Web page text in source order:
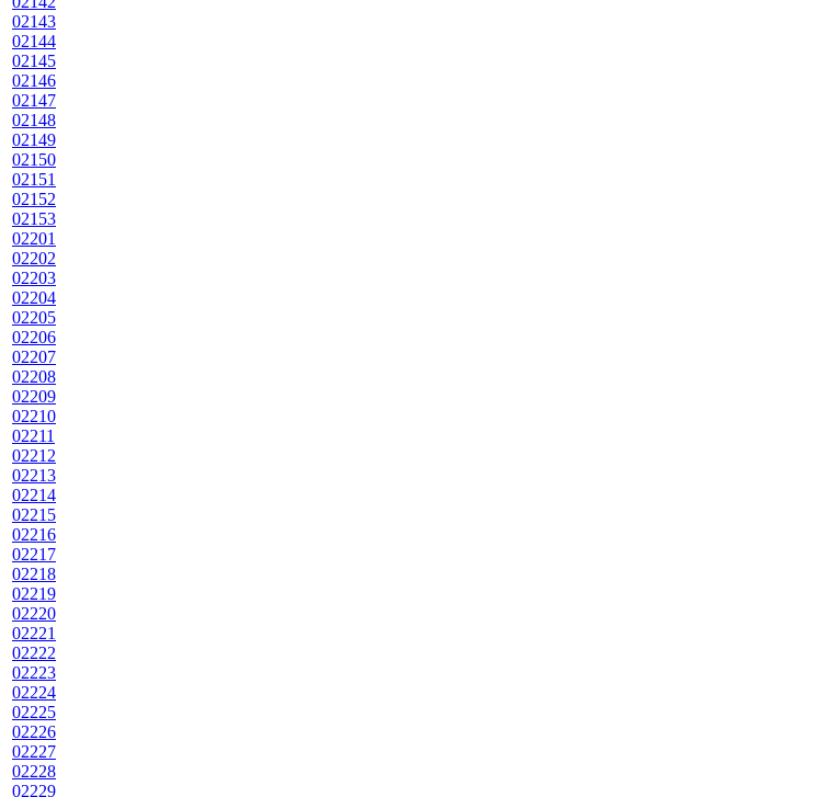
02143
02144
02145
02146
02147
02148
02149
02150
02151
02152
02153
02201
02202
02203
02204
02205
02206
02207
02208
02209
02210
02211
02212
02213
02214
02215
02216
02217
02218
02219
02220
02221
02222
02223
02224
02225
02226
02227
02228
02229